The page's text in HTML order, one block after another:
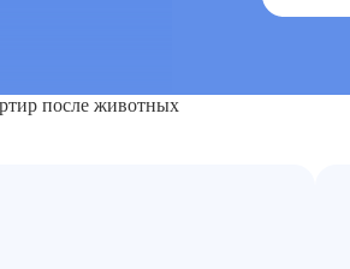
после животных